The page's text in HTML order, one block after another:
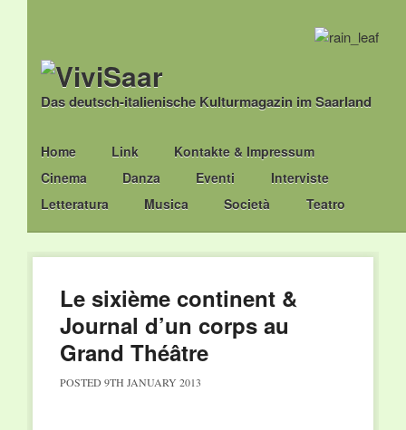
Das deutsch-italienische Kulturmagazin im Saarland
Main menu
Skip
to
content
Home Link
Kontakte & Impressum
Cinema
Danza Eventi
Interviste
Letteratura
Musica Società Teatro
Le sixième continent &
Journal d’un corps au
Grand Théâtre
POSTED 9TH JANUARY 2013